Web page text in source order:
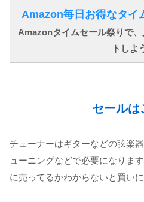
Amazon毎日お得なタイ
Amazonタイムセール祭りで
トしよ
セールは
チューナーはギターなどの弦楽
ューニングなどで必要になりま
に売ってるかわからないと買い